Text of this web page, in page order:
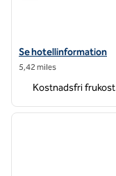
Visa hotelluppgifter
Se hotellinformation
5,42 miles
Kostnadsfri frukost
1 av 12